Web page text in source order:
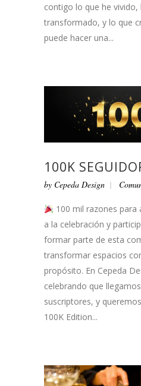
contigo lo que he vivido,
transformado, y lo que
puede hacer una...
100K
by Cepeda Design
100 mil razones para
a la celebración y
formar parte de esta
transformar espacios
propósito. En Cepeda
celebrando que
suscriptores, y
100K Edition...